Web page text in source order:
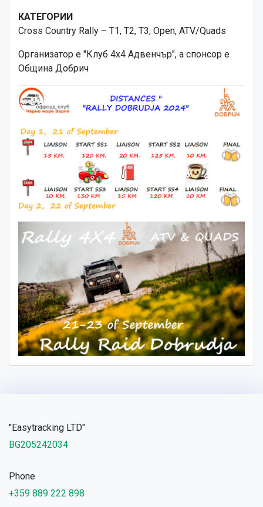
КАТЕГОРИИ
Cross Country Rally – Т1, Т2, Т3, Open, ATV/Quads
Организатор е "Клуб 4х4 Адвенчър", а спонсор е
Община Добрич
"Easytracking LTD"
BG205242034
Phone
+359 889 222 898